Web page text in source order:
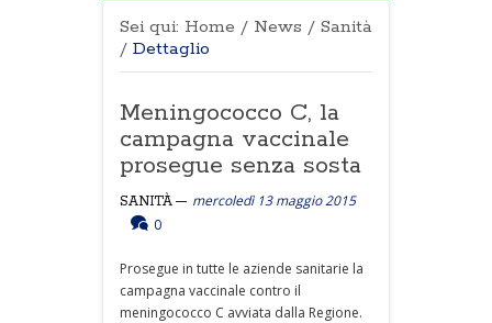
Sei qui: Home / News / Sanità
/ Dettaglio
Meningococco C, la
campagna vaccinale
prosegue senza sosta
SANITÀ
mercoledì 13 maggio 2015
0
Prosegue in tutte le aziende sanitarie la
campagna vaccinale contro il
meningococco C avviata dalla Regione.